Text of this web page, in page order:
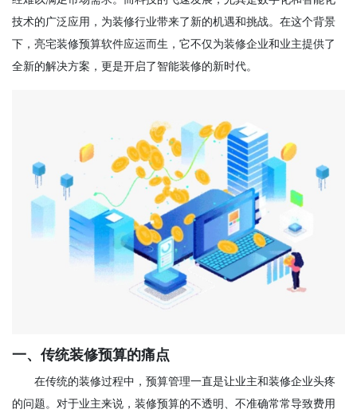
技术的广泛应用，为装修行业带来了新的机遇和挑战。在这个背景
下，亮宅装修预算软件应运而生，它不仅为装修企业和业主提供了
全新的解决方案，更是开启了智能装修的新时代。
一、传统装修预算的痛点
在传统的装修过程中，预算管理一直是让业主和装修企业头疼
的问题。对于业主来说，装修预算的不透明、不准确常常导致费用